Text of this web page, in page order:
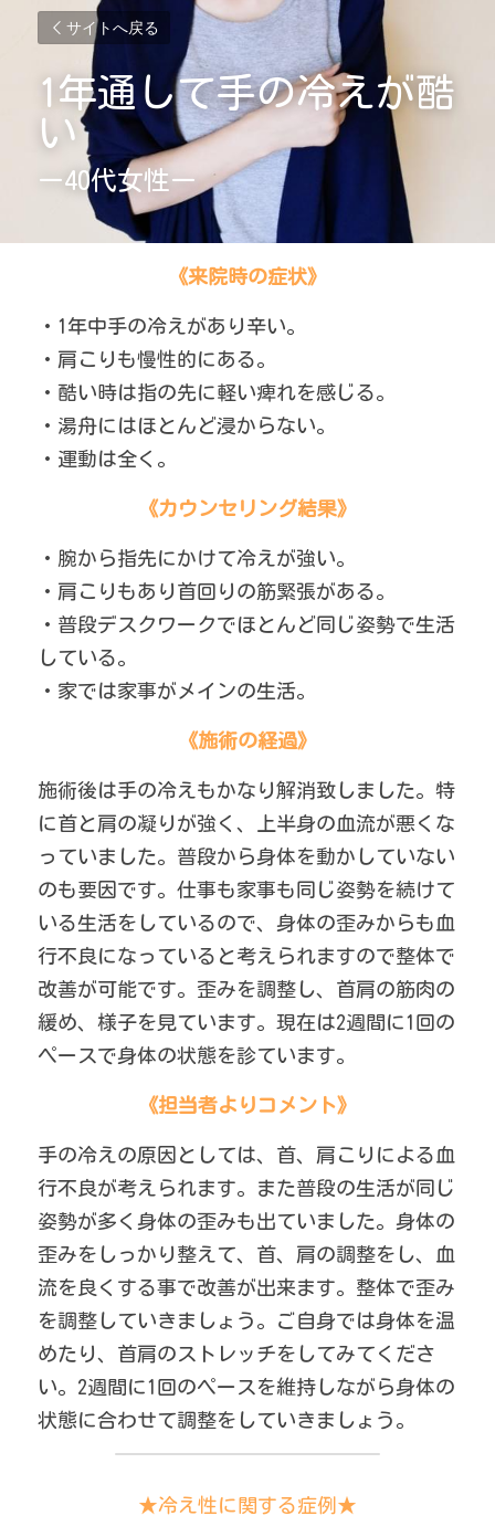
サイトへ戻る
1年通して手の冷えが酷
い
ー40代女性ー
《来院時の症状》
・1年中手の冷えがあり辛い。
・肩こりも慢性的にある。
・酷い時は指の先に軽い痺れを感じる。
・湯舟にはほとんど浸からない。
・運動は全く。
《カウンセリング結果》
・腕から指先にかけて冷えが強い。
・肩こりもあり首回りの筋緊張がある。
・普段デスクワークでほとんど同じ姿勢で生活
している。
・家では家事がメインの生活。
《施術の経過》
施術後は手の冷えもかなり解消致しました。特
に首と肩の凝りが強く、上半身の血流が悪くな
っていました。普段から身体を動かしていない
のも要因です。仕事も家事も同じ姿勢を続けて
いる生活をしているので、身体の歪みからも血
行不良になっていると考えられますので整体で
改善が可能です。歪みを調整し、首肩の筋肉の
緩め、様子を見ています。現在は2週間に1回の
ペースで身体の状態を診ています。
《担当者よりコメント》
手の冷えの原因としては、首、肩こりによる血
行不良が考えられます。また普段の生活が同じ
姿勢が多く身体の歪みも出ていました。身体の
歪みをしっかり整えて、首、肩の調整をし、血
流を良くする事で改善が出来ます。整体で歪み
を調整していきましょう。ご自身では身体を温
めたり、首肩のストレッチをしてみてくださ
い。2週間に1回のペースを維持しながら身体の
状態に合わせて調整をしていきましょう。
★冷え性に関する症例★